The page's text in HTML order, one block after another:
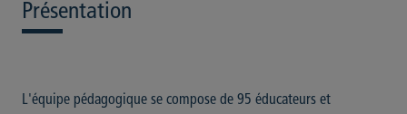
Présentation
L'équipe pédagogique se compose de 95 éducateurs et